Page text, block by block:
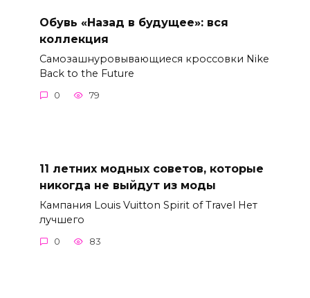
Обувь «Назад в будущее»: вся
коллекция
Самозашнуровывающиеся кроссовки Nike
Back to the Future
0 79
11 летних модных советов, которые
никогда не выйдут из моды
Кампания Louis Vuitton Spirit of Travel Нет
лучшего
0 83